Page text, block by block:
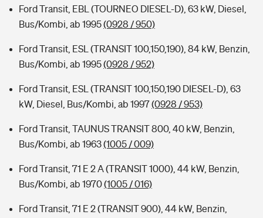
Ford Transit, EBL (TOURNEO DIESEL-D), 63 kW, Diesel,
Bus/Kombi, ab 1995(0928 / 950)
Ford Transit, ESL (TRANSIT 100,150,190), 84 kW, Benzin,
Bus/Kombi, ab 1995(0928 / 952)
Ford Transit, ESL (TRANSIT 100,150,190 DIESEL-D), 63
kW, Diesel, Bus/Kombi, ab 1997(0928 / 953)
Ford Transit, TAUNUS TRANSIT 800, 40 kW, Benzin,
Bus/Kombi, ab 1963(1005 / 009)
Ford Transit, 71 E 2 A (TRANSIT 1000), 44 kW, Benzin,
Bus/Kombi, ab 1970(1005 / 016)
Ford Transit, 71 E 2 (TRANSIT 900), 44 kW, Benzin,